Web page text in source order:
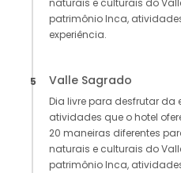
naturais e culturais do
patrimônio Inca,
experiência.
5 Valle Sagrado
Dia livre para desfrutar da
atividades que o hotel
20 maneiras diferentes
naturais e culturais do
patrimônio Inca,